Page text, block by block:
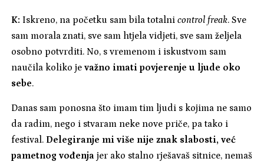
K: Iskreno, na početku sam bila totalnicontrol freak. Sve
sam morala znati, sve sam htjela vidjeti, sve sam željela
osobno potvrditi. No, s vremenom i iskustvom sam
naučila koliko jevažno imati povjerenje u ljude oko
sebe.
Danas sam ponosna što imam tim ljudi s kojima ne samo
da radim, nego i stvaram neke nove priče, pa tako i
festival. Delegiranje mi više nije znak slabosti, već
pametnog vođenja jer ako stalno rješavaš sitnice, nemaš